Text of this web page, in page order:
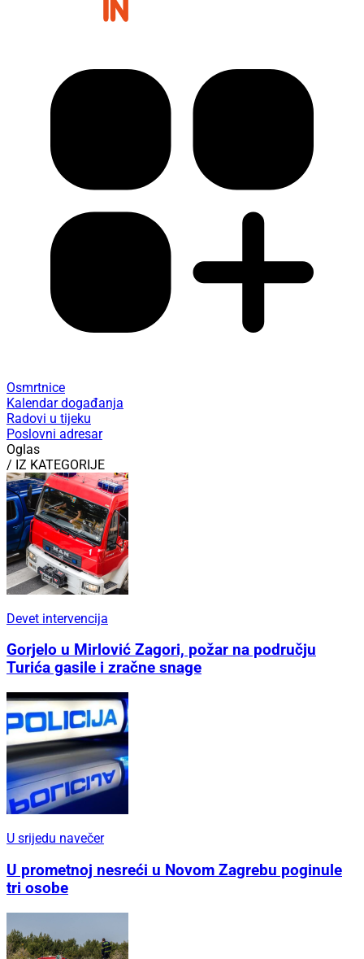
Osmrtnice
Kalendar događanja
Radovi u tijeku
Poslovni adresar
Oglas
/ IZ KATEGORIJE
Devet intervencija
Gorjelo u Mirlović Zagori, požar na području
Turića gasile i zračne snage
U srijedu navečer
U prometnoj nesreći u Novom Zagrebu poginule
tri osobe